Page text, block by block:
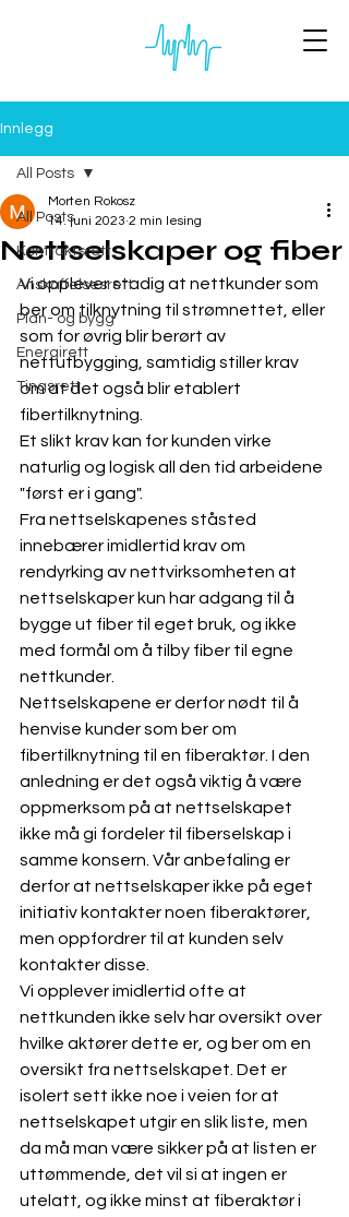
Innlegg
All Posts
Kontraktsrett
Anskaffelsesrett
Plan- og bygg
Energirett
Tingsrett
All Posts
Nettselskaper og fiber
Morten Rokosz
14. juni 2023 2 min lesing
Vi opplever stadig at nettkunder som
ber om tilknytning til strømnettet, eller
som for øvrig blir berørt av
nettutbygging, samtidig stiller krav
om at det også blir etablert
fibertilknytning.
Et slikt krav kan for kunden virke
naturlig og logisk all den tid arbeidene
"først er i gang".
Fra nettselskapenes ståsted
innebærer imidlertid krav om
rendyrking av nettvirksomheten at
nettselskaper kun har adgang til å
bygge ut fiber til eget bruk, og ikke
med formål om å tilby fiber til egne
nettkunder.
Nettselskapene er derfor nødt til å
henvise kunder som ber om
fibertilknytning til en fiberaktør. I den
anledning er det også viktig å være
oppmerksom på at nettselskapet
ikke må gi fordeler til fiberselskap i
samme konsern. Vår anbefaling er
derfor at nettselskaper ikke på eget
initiativ kontakter noen fiberaktører,
men oppfordrer til at kunden selv
kontakter disse.
Vi opplever imidlertid ofte at
nettkunden ikke selv har oversikt over
hvilke aktører dette er, og ber om en
oversikt fra nettselskapet. Det er
isolert sett ikke noe i veien for at
nettselskapet utgir en slik liste, men
da må man være sikker på at listen er
uttømmende, det vil si at ingen er
utelatt, og ikke minst at fiberaktør i